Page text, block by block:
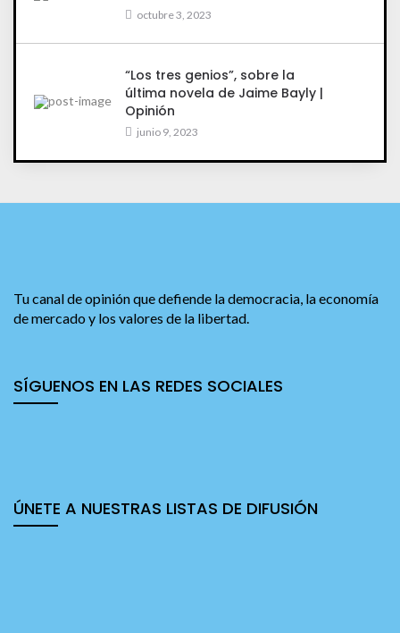
octubre 3, 2023
“Los tres genios”, sobre la
última novela de Jaime Bayly |
Opinión
junio 9, 2023
Tu canal de opinión que defiende la democracia, la economía
de mercado y los valores de la libertad.
SÍGUENOS EN LAS REDES SOCIALES
ÚNETE A NUESTRAS LISTAS DE DIFUSIÓN